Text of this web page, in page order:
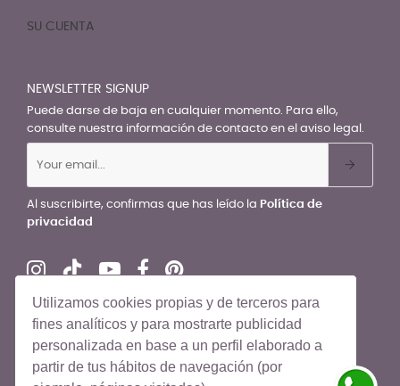
Utilizamos cookies propias y de terceros para
fines analíticos y para mostrarte publicidad
personalizada en base a un perfil elaborado a
partir de tus hábitos de navegación (por
SU CUENTA
NEWSLETTER SIGNUP
Puede darse de baja en cualquier momento. Para ello,
consulte nuestra información de contacto en el aviso legal.
Al suscribirte, confirmas que has leído la Política de
privacidad
© El Recién Nacido 2026. Todos los derechos reservados